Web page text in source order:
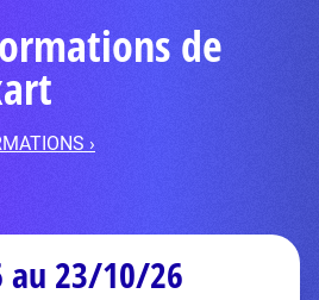
de
›
au 23/10/26